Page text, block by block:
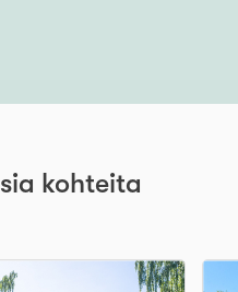
kohteita